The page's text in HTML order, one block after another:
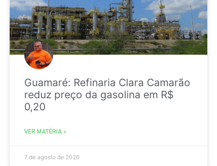
Guamaré: Refinaria Clara Camarão
reduz preço da gasolina em R$
0,20
VER MATÉRIA »
7 de agosto de 2026